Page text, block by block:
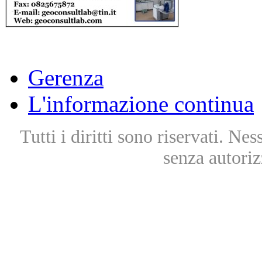
Gerenza
L'informazione continua
Tutti i diritti sono riservati.
senza